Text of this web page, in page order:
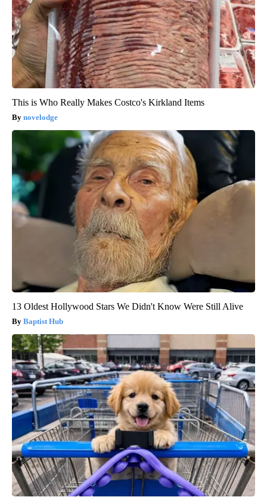
This is Who Really Makes Costco's Kirkland Items
novelodge
13 Oldest Hollywood Stars We Didn't Know Were Still Alive
Baptist Hub